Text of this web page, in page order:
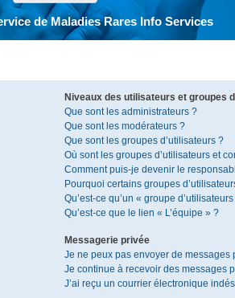
de Maladies Rares Info Services
Niveaux des utilisateurs et groupes
Que sont les administrateurs ?
Que sont les modérateurs ?
Que sont les groupes d’utilisateurs ?
Où sont les groupes d’utilisateurs et
Comment puis-je devenir le
Pourquoi certains groupes
Qu’est-ce qu’un « groupe
Qu’est-ce que le lien « L’équipe » ?
Messagerie privée
Je ne peux pas envoyer de messages
Je continue à recevoir des messages
J’ai reçu un courrier électronique